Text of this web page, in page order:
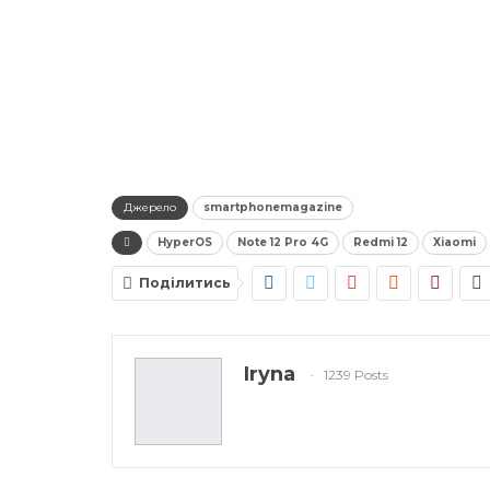
Джерело smartphonemagazine
HyperOS Note 12 Pro 4G Redmi 12 Xiaomi
Поділитись
Iryna 1239 Posts